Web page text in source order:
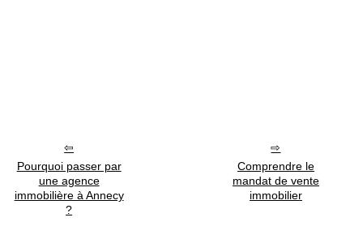
Pourquoi passer par
une agence
immobilière à Annecy
?
Comprendre le
mandat de vente
immobilier